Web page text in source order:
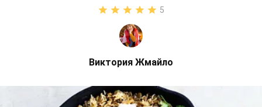
5
Виктория Жмайло